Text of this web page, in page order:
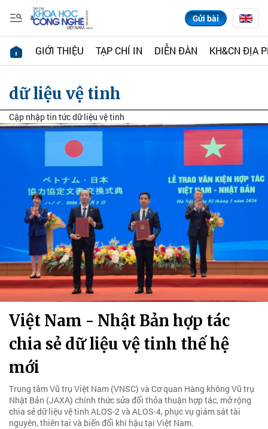
Gửi bài
GIỚI THIỆU TẠP CHÍ IN DIỄN ĐÀN KH&CN ĐỊA
dữ liệu vệ tinh
Cập nhập tin tức dữ liệu vệ tinh
Việt Nam - Nhật Bản hợp tác
chia sẻ dữ liệu vệ tinh thế hệ
mới
Trung tâm Vũ trụ Việt Nam (VNSC) và Cơ quan Hàng không Vũ trụ
Nhật Bản (JAXA) chính thức sửa đổi thỏa thuận hợp tác, mở rộng
chia sẻ dữ liệu vệ tinh ALOS-2 và ALOS-4, phục vụ giám sát tài
nguyên, thiên tai và biến đổi khí hậu tại Việt Nam.